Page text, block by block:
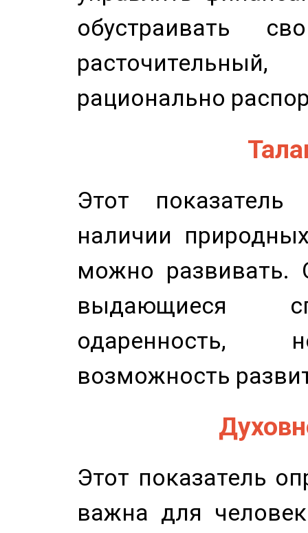
обустраивать
рационально
Этот показатель
наличии
можно развивать.
выдающиеся
одаренность,
возможность
Этот показатель
важна для